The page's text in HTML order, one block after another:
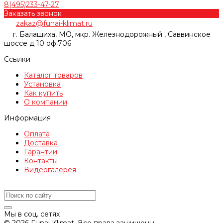
8(495)233-47-27
Заказать звонок
zakaz@funai-klimat.ru
г. Балашиха, МО, мкр. Железнодорожный , Саввинское
шоссе д 10 оф.706
Ссылки
Каталог товаров
Установка
Как купить
О компании
Информация
Оплата
Доставка
Гарантии
Контакты
Видеогалерея
Мы в соц. сетях